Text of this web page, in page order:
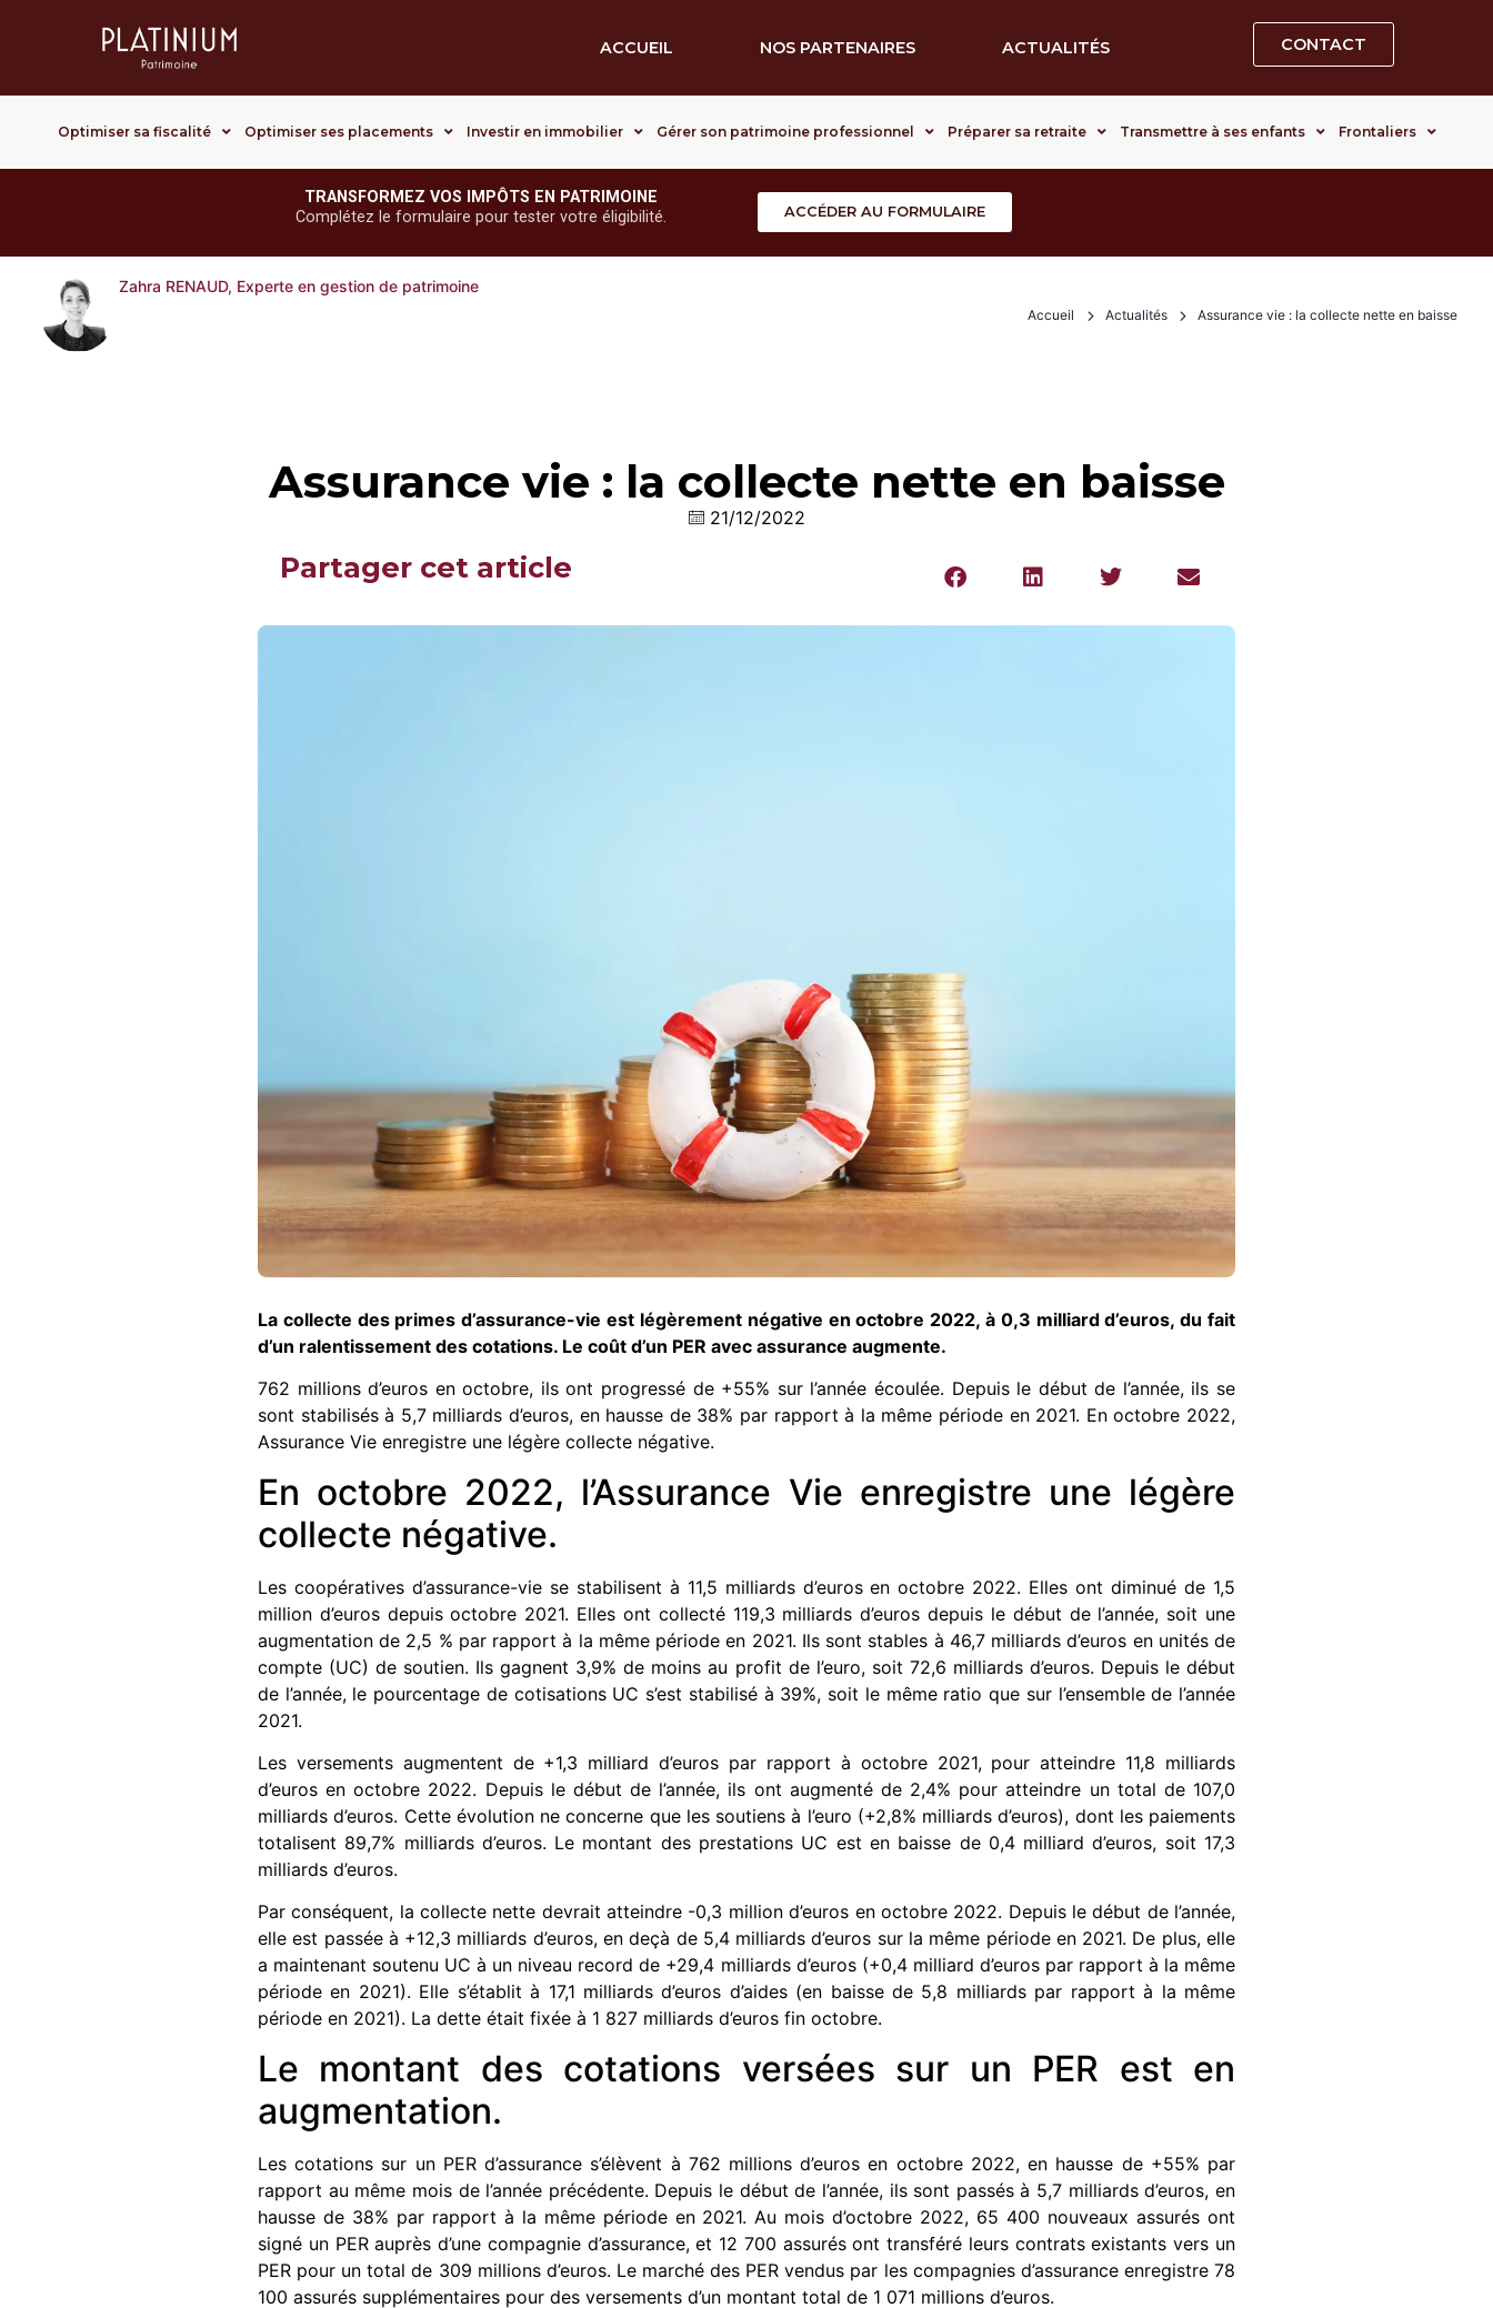
ACCUEIL NOS PARTENAIRES ACTUALITÉS CONTACT
Optimiser sa fiscalité Optimiser ses placements Investir en immobilier Gérer son patrimoine professionnel Préparer sa retraite Transmettre à ses enfants Frontaliers
TRANSFORMEZ VOS IMPÔTS EN PATRIMOINE
Complétez le formulaire pour tester votre éligibilité.
ACCÉDER AU FORMULAIRE
Zahra RENAUD, Experte en gestion de patrimoine
Accueil Actualités Assurance vie : la collecte nette en baisse
Assurance vie : la collecte nette en baisse
21/12/2022
Partager cet article
La collecte des primes d’assurance-vie est légèrement négative en octobre 2022, à 0,3 milliard d’euros, du fait
d’un ralentissement des cotations. Le coût d’un PER avec assurance augmente.
762 millions d’euros en octobre, ils ont progressé de +55% sur l’année écoulée. Depuis le début de l’année, ils se
sont stabilisés à 5,7 milliards d’euros, en hausse de 38% par rapport à la même période en 2021. En octobre 2022,
Assurance Vie enregistre une légère collecte négative.
En octobre 2022, l’Assurance Vie enregistre une légère
collecte négative.
Les coopératives d’assurance-vie se stabilisent à 11,5 milliards d’euros en octobre 2022. Elles ont diminué de 1,5
million d’euros depuis octobre 2021. Elles ont collecté 119,3 milliards d’euros depuis le début de l’année, soit une
augmentation de 2,5 % par rapport à la même période en 2021. Ils sont stables à 46,7 milliards d’euros en unités de
compte (UC) de soutien. Ils gagnent 3,9% de moins au profit de l’euro, soit 72,6 milliards d’euros. Depuis le début
de l’année, le pourcentage de cotisations UC s’est stabilisé à 39%, soit le même ratio que sur l’ensemble de l’année
2021.
Les versements augmentent de +1,3 milliard d’euros par rapport à octobre 2021, pour atteindre 11,8 milliards
d’euros en octobre 2022. Depuis le début de l’année, ils ont augmenté de 2,4% pour atteindre un total de 107,0
milliards d’euros. Cette évolution ne concerne que les soutiens à l’euro (+2,8% milliards d’euros), dont les paiements
totalisent 89,7% milliards d’euros. Le montant des prestations UC est en baisse de 0,4 milliard d’euros, soit 17,3
milliards d’euros.
Par conséquent, la collecte nette devrait atteindre -0,3 million d’euros en octobre 2022. Depuis le début de l’année,
elle est passée à +12,3 milliards d’euros, en deçà de 5,4 milliards d’euros sur la même période en 2021. De plus, elle
a maintenant soutenu UC à un niveau record de +29,4 milliards d’euros (+0,4 milliard d’euros par rapport à la même
période en 2021). Elle s’établit à 17,1 milliards d’euros d’aides (en baisse de 5,8 milliards par rapport à la même
période en 2021). La dette était fixée à 1 827 milliards d’euros fin octobre.
Le montant des cotations versées sur un PER est en
augmentation.
Les cotations sur un PER d’assurance s’élèvent à 762 millions d’euros en octobre 2022, en hausse de +55% par
rapport au même mois de l’année précédente. Depuis le début de l’année, ils sont passés à 5,7 milliards d’euros, en
hausse de 38% par rapport à la même période en 2021. Au mois d’octobre 2022, 65 400 nouveaux assurés ont
signé un PER auprès d’une compagnie d’assurance, et 12 700 assurés ont transféré leurs contrats existants vers un
PER pour un total de 309 millions d’euros. Le marché des PER vendus par les compagnies d’assurance enregistre 78
100 assurés supplémentaires pour des versements d’un montant total de 1 071 millions d’euros.